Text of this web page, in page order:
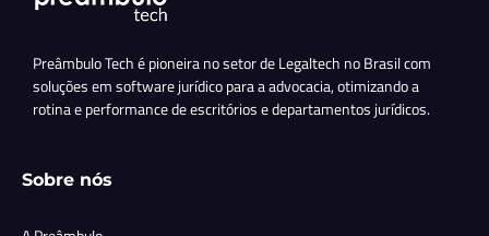
Preâmbulo Tech é pioneira no setor de Legaltech no Brasil com
soluções em software jurídico para a advocacia, otimizando a
rotina e performance de escritórios e departamentos jurídicos.
Sobre nós